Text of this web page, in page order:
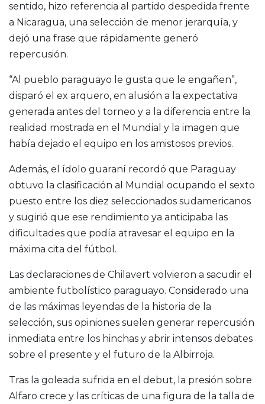
sentido, hizo referencia al partido despedida frente
a Nicaragua, una selección de menor jerarquía, y
dejó una frase que rápidamente generó
repercusión.
“Al pueblo paraguayo le gusta que le engañen”,
disparó el ex arquero, en alusión a la expectativa
generada antes del torneo y a la diferencia entre la
realidad mostrada en el Mundial y la imagen que
había dejado el equipo en los amistosos previos.
Además, el ídolo guaraní recordó que Paraguay
obtuvo la clasificación al Mundial ocupando el sexto
puesto entre los diez seleccionados sudamericanos
y sugirió que ese rendimiento ya anticipaba las
dificultades que podía atravesar el equipo en la
máxima cita del fútbol.
Las declaraciones de Chilavert volvieron a sacudir el
ambiente futbolístico paraguayo. Considerado una
de las máximas leyendas de la historia de la
selección, sus opiniones suelen generar repercusión
inmediata entre los hinchas y abrir intensos debates
sobre el presente y el futuro de la Albirroja.
Tras la goleada sufrida en el debut, la presión sobre
Alfaro crece y las críticas de una figura de la talla de